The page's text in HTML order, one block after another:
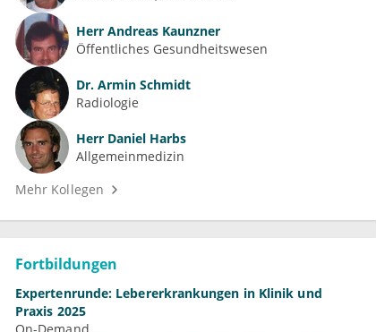
Herr Andreas Kaunzner
Öffentliches Gesundheitswesen
Dr. Armin Schmidt
Radiologie
Herr Daniel Harbs
Allgemeinmedizin
Mehr Kollegen
Fortbildungen
Expertenrunde: Lebererkrankungen in Klinik und
Praxis 2025